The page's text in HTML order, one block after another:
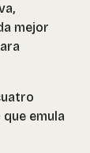
mejor
emula